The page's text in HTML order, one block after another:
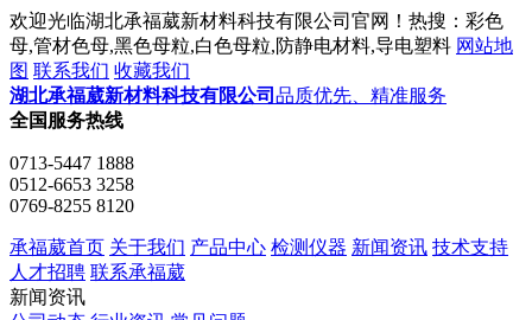
欢迎光临湖北承福葳新材料科技有限公司官网！热搜：彩色
母,管材色母,黑色母粒,白色母粒,防静电材料,导电塑料 网站地
图 联系我们 收藏我们
湖北承福葳新材料科技有限公司 品质优先、精准服务
全国服务热线
0713-5447 1888
0512-6653 3258
0769-8255 8120
承福葳首页 关于我们 产品中心 检测仪器 新闻资讯 技术支持
人才招聘 联系承福葳
新闻资讯